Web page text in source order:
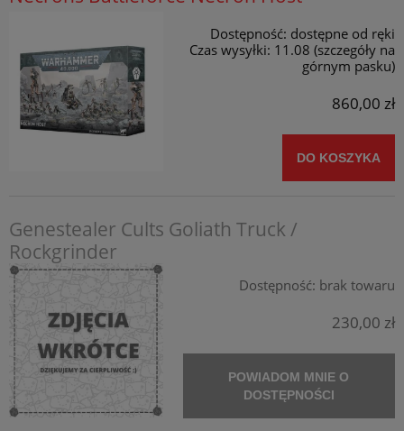
Dostępność: dostępne od ręki
Czas wysyłki: 11.08 (szczegóły na
górnym pasku)
860,00 zł
DO KOSZYKA
Genestealer Cults Goliath Truck /
Rockgrinder
Dostępność: brak towaru
230,00 zł
POWIADOM MNIE O
DOSTĘPNOŚCI